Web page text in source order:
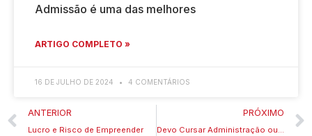
Admissão é uma das melhores
ARTIGO COMPLETO »
16 DE JULHO DE 2024 4 COMENTÁRIOS
ANTERIOR
Lucro e Risco de Empreender
PRÓXIMO